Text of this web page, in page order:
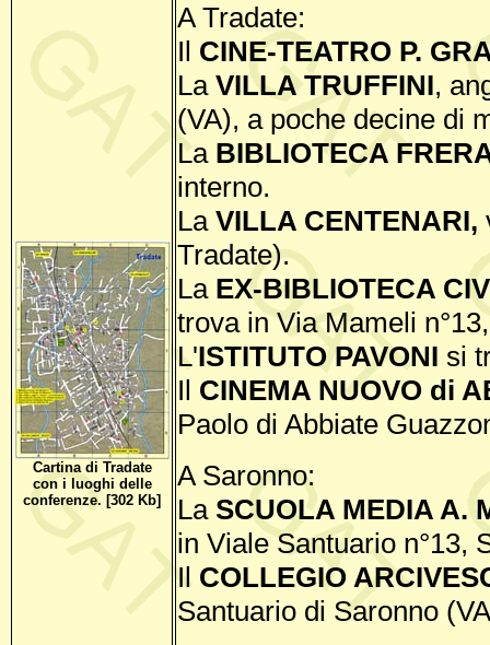
Cartina di Tradate
con i luoghi delle
conferenze. [302 Kb]
A Tradate:
Il CINE-TEATRO P.
La VILLA TRUFFINI,
(VA), a poche decine di
La BIBLIOTECA
interno.
La VILLA CENTENARI,
Tradate).
La EX-BIBLIOTECA
trova in Via Mameli
L'ISTITUTO PAVONI si
Il CINEMA NUOVO di
Paolo di Abbiate
A Saronno:
La SCUOLA MEDIA A.
in Viale Santuario n°13,
Il COLLEGIO
Santuario di Saronno